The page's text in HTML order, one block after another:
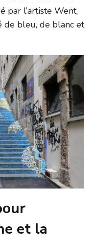
par l’artiste Went,
bleu, de blanc et
et la